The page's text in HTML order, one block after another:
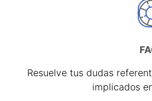
Resuelve tus dudas
implicados